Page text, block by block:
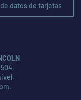
datos de tarjetas